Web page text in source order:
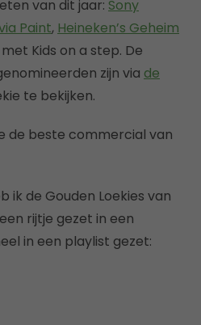
van dit jaar: Sony
Paint, Heineken’s Geheim
Kids on a step. De
zijn via de
te bekijken.
de beste commercial van
ik de Gouden Loekies van
rijtje gezet in een
in een playlist gezet: